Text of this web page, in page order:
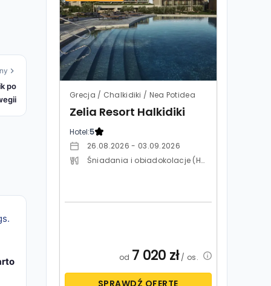
po
Grecja / Chalkidiki / Nea Potidea
Zelia Resort Halkidiki
Hotel:5
26.08.2026 - 03.09.2026
Śniadania i obiadokolacje (HB)
od 7 020 zł/ os.
SPRAWDŹ OFERTĘ